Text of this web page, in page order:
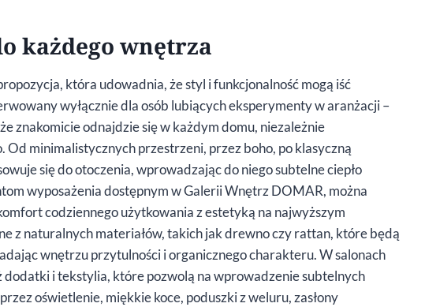
każdego wnętrza
która udowadnia, że styl i funkcjonalność mogą iść
wyłącznie dla osób lubiących eksperymenty w aranżacji –
znakomicie odnajdzie się w każdym domu, niezależnie
minimalistycznych przestrzeni, przez boho, po klasyczną
się do otoczenia, wprowadzając do niego subtelne ciepło
wyposażenia dostępnym w Galerii Wnętrz DOMAR, można
codziennego użytkowania z estetyką na najwyższym
z naturalnych materiałów, takich jak drewno czy rattan, które będą
wnętrzu przytulności i organicznego charakteru. W salonach
i tekstylia, które pozwolą na wprowadzenie subtelnych
oświetlenie, miękkie koce, poduszki z weluru, zasłony